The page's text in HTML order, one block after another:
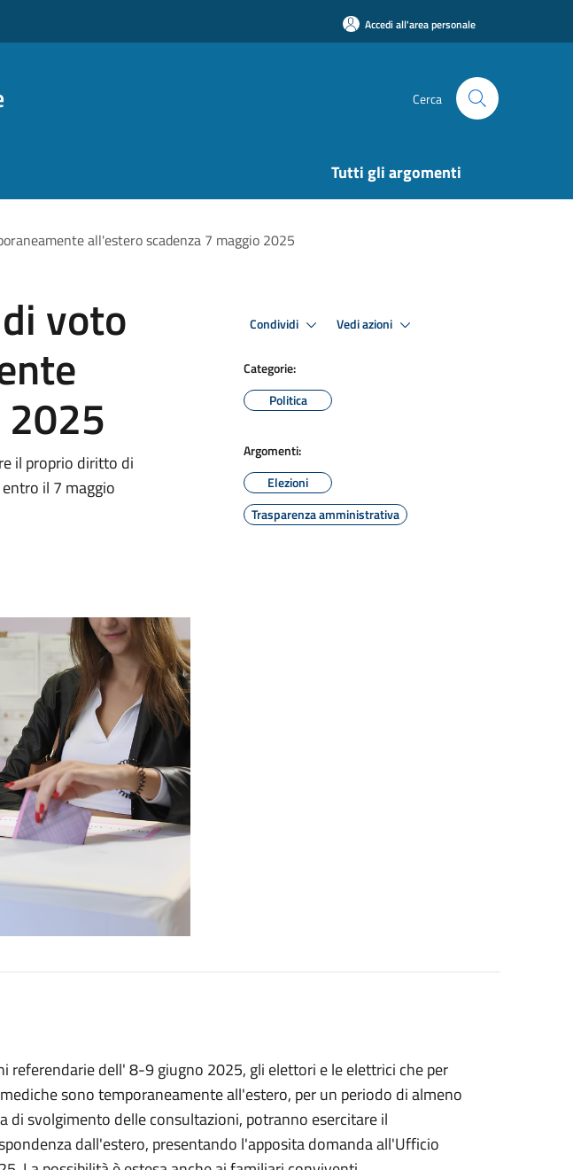
Accedi all'area personale
Cerca
Tutti gli argomenti
all'estero scadenza 7 maggio 2025
voto
il proprio diritto di
il 7 maggio
Condividi Vedi azioni
Categorie:
Politica
Argomenti:
Elezioni
Trasparenza amministrativa
referendarie dell' 8-9 giugno 2025, gli elettori e le elettrici che per
sono temporaneamente all'estero, per un periodo di almeno
di svolgimento delle consultazioni, potranno esercitare il
dall'estero, presentando l'apposita domanda all'Ufficio